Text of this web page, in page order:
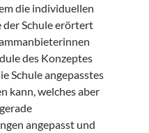
die individuellen
der Schule erörtert
des Konzeptes
Schule angepasstes
kann, welches aber
angepasst und